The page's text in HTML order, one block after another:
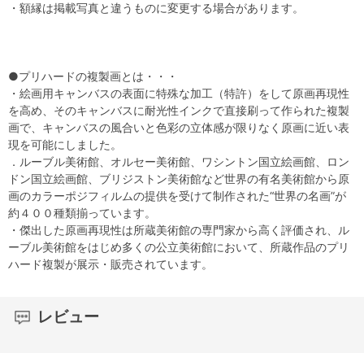
・額縁は掲載写真と違うものに変更する場合があります。
●プリハードの複製画とは・・・
・絵画用キャンバスの表面に特殊な加工（特許）をして原画再現性
を高め、そのキャンバスに耐光性インクで直接刷って作られた複製
画で、キャンバスの風合いと色彩の立体感が限りなく原画に近い表
現を可能にしました。
．ルーブル美術館、オルセー美術館、ワシントン国立絵画館、ロン
ドン国立絵画館、ブリジストン美術館など世界の有名美術館から原
画のカラーポジフィルムの提供を受けて制作された“世界の名画”が
約４００種類揃っています。
・傑出した原画再現性は所蔵美術館の専門家から高く評価され、ル
ーブル美術館をはじめ多くの公立美術館において、所蔵作品のプリ
ハード複製が展示・販売されています。
レビュー